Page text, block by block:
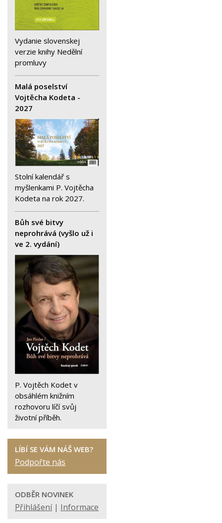
Vydanie slovenskej
verzie knihy Nedělní
promluvy
Malá poselství
Vojtěcha Kodeta -
2027
Stolní kalendář s
myšlenkami P. Vojtěcha
Kodeta na rok 2027.
Bůh své bitvy
neprohrává (vyšlo už i
ve 2. vydání)
P. Vojtěch Kodet v
obsáhlém knižním
rozhovoru líčí svůj
životní příběh.
LÍBÍ SE VÁM NÁŠ WEB?
Podpořte nás
ODBĚR NOVINEK
Přihlášení| Informace